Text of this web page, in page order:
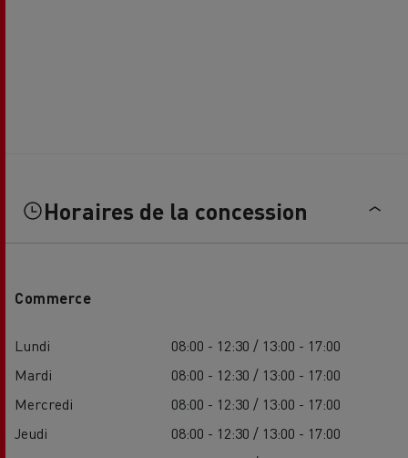
Horaires de la concession
Commerce
Lundi
08:00 - 12:30 / 13:00 - 17:00
Mardi
08:00 - 12:30 / 13:00 - 17:00
Mercredi
08:00 - 12:30 / 13:00 - 17:00
Jeudi
08:00 - 12:30 / 13:00 - 17:00